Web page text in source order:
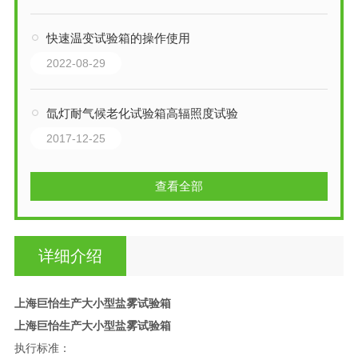
快速温变试验箱的操作使用
2022-08-29
氙灯耐气候老化试验箱高辐照度试验
2017-12-25
查看全部
详细介绍
上海巨怡生产大小型盐雾试验箱
上海巨怡生产大小型盐雾试验箱
执行标准：